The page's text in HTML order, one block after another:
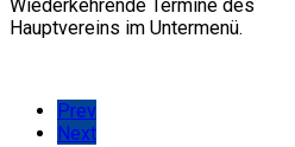
Wiederkehrende Termine des
Hauptvereins im Untermenü.
Prev
Next